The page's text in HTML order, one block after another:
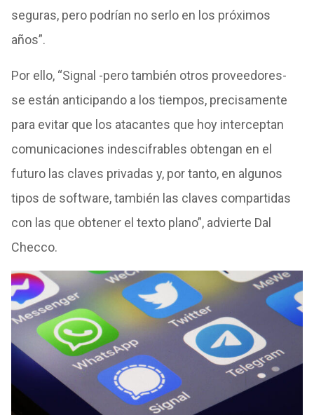
seguras, pero podrían no serlo en los próximos
años”.
Por ello, “Signal -pero también otros proveedores-
se están anticipando a los tiempos, precisamente
para evitar que los atacantes que hoy interceptan
comunicaciones indescifrables obtengan en el
futuro las claves privadas y, por tanto, en algunos
tipos de software, también las claves compartidas
con las que obtener el texto plano”, advierte Dal
Checco.